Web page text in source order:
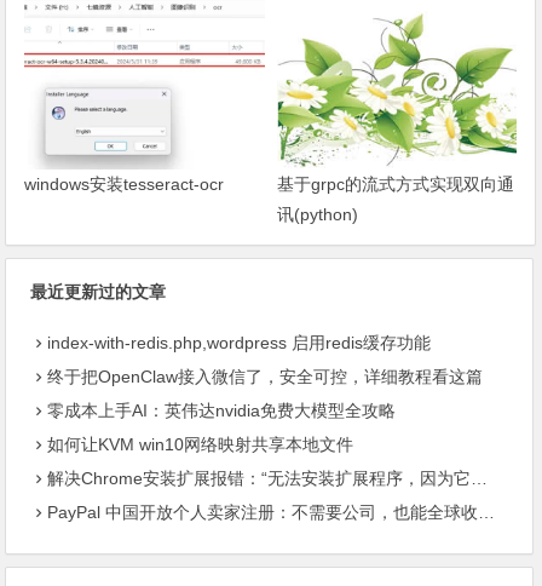
windows安装tesseract-ocr
基于grpc的流式方式实现双向通
讯(python)
最近更新过的文章
index-with-redis.php,wordpress 启用redis缓存功能
终于把OpenClaw接入微信了，安全可控，详细教程看这篇
零成本上手AI：英伟达nvidia免费大模型全攻略
如何让KVM win10网络映射共享本地文件
解决Chrome安装扩展报错：“无法安装扩展程序，因为它使用了不受支持的清单版本“
PayPal 中国开放个人卖家注册：不需要公司，也能全球收款了